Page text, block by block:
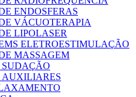
ENDOSFERAS
VÁCUOTERAPIA
LIPOLASER
ELETROESTIMULAÇÃO
MASSAGEM
AUXILIARES